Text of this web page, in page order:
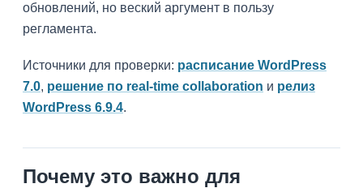
обновлений, но веский аргумент в пользу
регламента.
Источники для проверки: расписание WordPress
7.0, решение по real-time collaboration и релиз
WordPress 6.9.4.
Почему это важно для